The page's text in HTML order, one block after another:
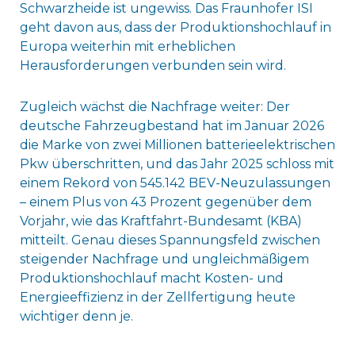
Schwarzheide ist ungewiss. Das Fraunhofer ISI
geht davon aus, dass der Produktionshochlauf in
Europa weiterhin mit erheblichen
Herausforderungen verbunden sein wird.
Zugleich wächst die Nachfrage weiter: Der
deutsche Fahrzeugbestand hat im Januar 2026
die Marke von zwei Millionen batterieelektrischen
Pkw überschritten, und das Jahr 2025 schloss mit
einem Rekord von 545.142 BEV-Neuzulassungen
– einem Plus von 43 Prozent gegenüber dem
Vorjahr, wie das Kraftfahrt-Bundesamt (KBA)
mitteilt. Genau dieses Spannungsfeld zwischen
steigender Nachfrage und ungleichmäßigem
Produktionshochlauf macht Kosten- und
Energieeffizienz in der Zellfertigung heute
wichtiger denn je.